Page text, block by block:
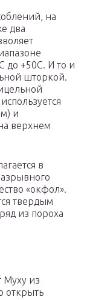
на
два
до +50С. И то и
шторкой.
и
верхнем
в
«окфол».
твердым
из пороха
Муху из
открыть